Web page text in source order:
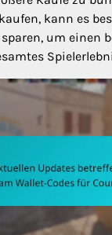
kann es
um einen